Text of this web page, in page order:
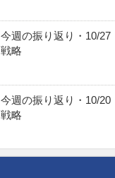
今週の振り返り・10/27
戦略
今週の振り返り・10/20
戦略